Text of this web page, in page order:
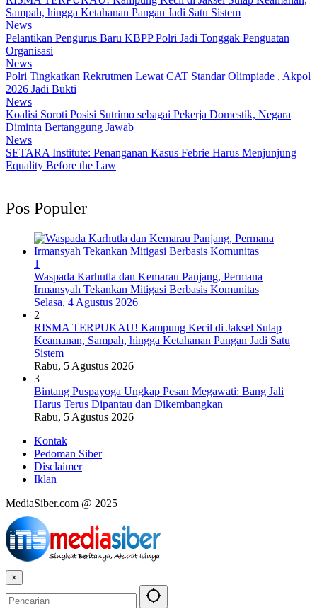
Sampah, hingga Ketahanan Pangan Jadi Satu Sistem
News
Pelantikan Pengurus Baru KBPP Polri Jadi Tonggak Penguatan
Organisasi
News
Polri Tingkatkan Rekrutmen Lewat CAT Standar Olimpiade , Akpol
2026 Jadi Bukti
News
Koalisi Soroti Posisi Sutrimo sebagai Pekerja Domestik, Negara
Diminta Bertanggung Jawab
News
SETARA Institute: Penanganan Kasus Febrie Harus Menjunjung
Equality Before the Law
Pos Populer
1
Waspada Karhutla dan Kemarau Panjang, Permana
Irmansyah Tekankan Mitigasi Berbasis Komunitas
Selasa, 4 Agustus 2026
2
RISMA TERPUKAU! Kampung Kecil di Jaksel Sulap
Keamanan, Sampah, hingga Ketahanan Pangan Jadi Satu
Sistem
Rabu, 5 Agustus 2026
3
Bintang Puspayoga Ungkap Pesan Megawati: Bang Jali
Harus Terus Dipantau dan Dikembangkan
Rabu, 5 Agustus 2026
Kontak
Pedoman Siber
Disclaimer
Iklan
MediaSiber.com @ 2025
×